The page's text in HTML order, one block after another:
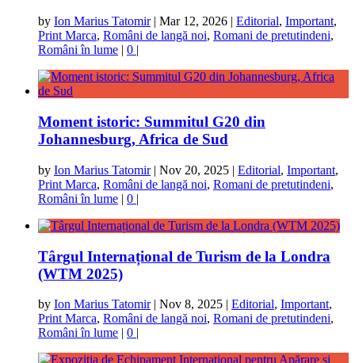
by Ion Marius Tatomir| Mar 12, 2026 | Editorial, Important,
Print Marca, Români de langă noi, Romani de pretutindeni,
Români în lume | 0 |
Moment istoric: Summitul G20 din
Johannesburg, Africa de Sud
by Ion Marius Tatomir| Nov 20, 2025 | Editorial, Important,
Print Marca, Români de langă noi, Romani de pretutindeni,
Români în lume | 0 |
Târgul Internațional de Turism de la Londra
(WTM 2025)
by Ion Marius Tatomir| Nov 8, 2025 | Editorial, Important,
Print Marca, Români de langă noi, Romani de pretutindeni,
Români în lume | 0 |